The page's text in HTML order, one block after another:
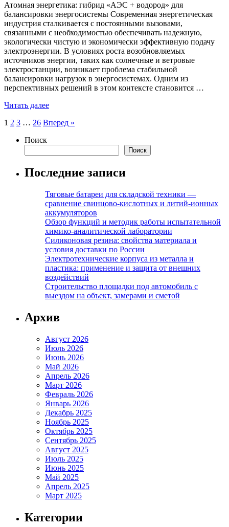
Атомная энергетика: гибрид «АЭС + водород» для
балансировки энергосистемы Современная энергетическая
индустрия сталкивается с постоянными вызовами,
связанными с необходимостью обеспечивать надежную,
экологически чистую и экономически эффективную подачу
электроэнергии. В условиях роста возобновляемых
источников энергии, таких как солнечные и ветровые
электростанции, возникает проблема стабильной
балансировки нагрузок в энергосистемах. Одним из
перспективных решений в этом контексте становится …
Читать далее
Пагинация
записей
1 2 3 … 26 Вперед »
Поиск
Поиск
Последние записи
Тяговые батареи для складской техники —
сравнение свинцово-кислотных и литий-ионных
аккумуляторов
Обзор функций и методик работы испытательной
химико-аналитической лаборатории
Силиконовая резина: свойства материала и
условия доставки по России
Электротехнические корпуса из металла и
пластика: применение и защита от внешних
воздействий
Строительство площадки под автомобиль с
выездом на объект, замерами и сметой
Архив
Август 2026
Июль 2026
Июнь 2026
Май 2026
Апрель 2026
Март 2026
Февраль 2026
Январь 2026
Декабрь 2025
Ноябрь 2025
Октябрь 2025
Сентябрь 2025
Август 2025
Июль 2025
Июнь 2025
Май 2025
Апрель 2025
Март 2025
Категории